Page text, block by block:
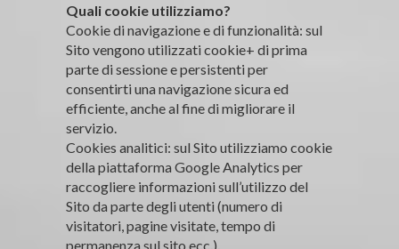
Quali cookie utilizziamo?
Cookie di navigazione e di funzionalità: sul
Sito vengono utilizzati cookie+ di prima
parte di sessione e persistenti per
consentirti una navigazione sicura ed
efficiente, anche al fine di migliorare il
servizio.
Cookies analitici: sul Sito utilizziamo cookie
della piattaforma Google Analytics per
raccogliere informazioni sull’utilizzo del
Sito da parte degli utenti (numero di
visitatori, pagine visitate, tempo di
permanenza sul sito ecc.).